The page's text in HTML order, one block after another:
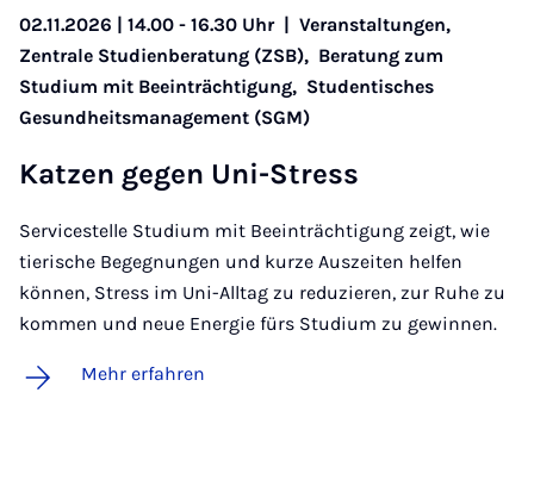
02.11.2026 | 14.00 - 16.30 Uhr | Veranstaltungen,
Zentrale Studienberatung (ZSB), Beratung zum
Studium mit Beeinträchtigung, Studentisches
Gesundheitsmanagement (SGM)
Kat­zen ge­gen Uni-Stress
Servicestelle Studium mit Beeinträchtigung zeigt, wie
tierische Begegnungen und kurze Auszeiten helfen
können, Stress im Uni-Alltag zu reduzieren, zur Ruhe zu
kommen und neue Energie fürs Studium zu gewinnen.
Mehr erfahren